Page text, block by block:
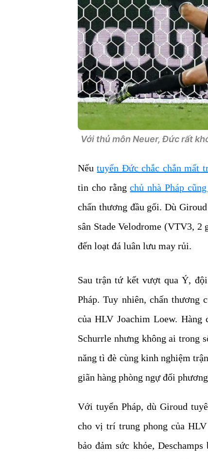
Với thủ môn Neuer, Đức rất
Nếutuyển Đức chắc chắn mất
tin cho rằngchủ nhà Pháp
chấn thương đầu gối. Dù
sân Stade Velodrome (VTV3,
đến loạt đá luân lưu may rủi.
Sau trận tứ kết vượt qua Ý,
Pháp. Tuy nhiên, chấn thương
của HLV Joachim Loew.
Schurrle nhưng không ai trong
năng tì đè cùng kinh nghiệm
giãn hàng phòng ngự đối
Với tuyển Pháp, dù Giroud
cho vị trí trung phong của HLV
bảo đảm sức khỏe,